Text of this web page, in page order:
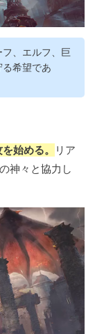
、エルフ、巨
希望であ
始める。
リア
神々と協力し